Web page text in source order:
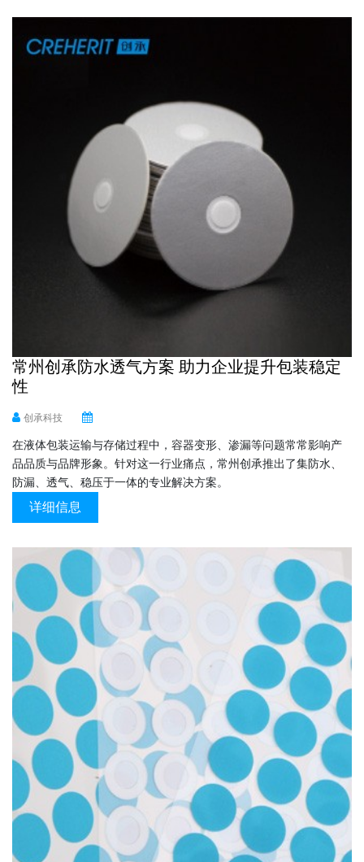
常州创承防水透气方案 助力企业提升包装稳定
性
创承科技
在液体包装运输与存储过程中，容器变形、渗漏等问题常常影响产
品品质与品牌形象。针对这一行业痛点，常州创承推出了集防水、
防漏、透气、稳压于一体的专业解决方案。
详细信息